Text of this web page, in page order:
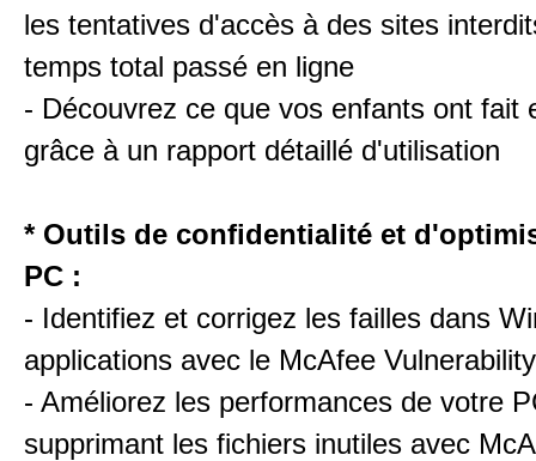
les tentatives d'accès à des sites
temps total passé en ligne
- Découvrez ce que vos enfants ont fait
grâce à un rapport détaillé d'utilisation
* Outils de confidentialité et
PC :
- Identifiez et corrigez les failles dans
applications avec le McAfee
- Améliorez les performances de votre
supprimant les fichiers inutiles avec